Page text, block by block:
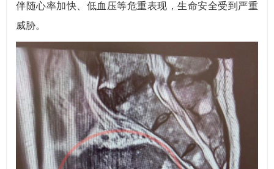
伴随心率加快、低血压等危重表现，生命安全受到严重
威胁。